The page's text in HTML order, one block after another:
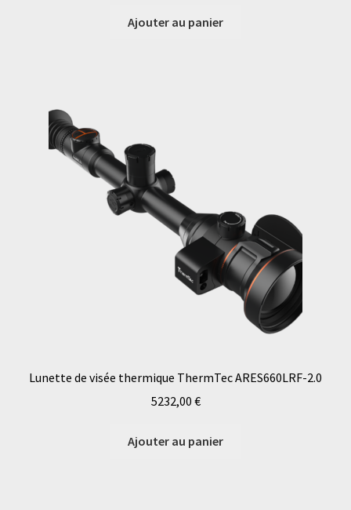
Ajouter au panier
Lunette de visée thermique ThermTec ARES660LRF-2.0
5232,00 €
Ajouter au panier